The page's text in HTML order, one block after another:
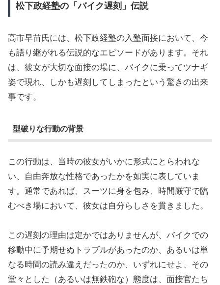
松下政経塾の「バイク遅刻」伝説
高市早苗氏には、松下政経塾の入塾面接において、今
も語り継がれる伝説的なエピソードがあります。それ
は、彼女が大切な面接の場に、バイクに乗ってツナギ
姿で現れ、しかも遅刻してしまったという驚きの出来
事です。
型破りな行動の背景
この行動は、当時の彼女がいかに形式にとらわれな
い、自由奔放な性格であったかを如実に表していま
す。通常であれば、スーツに身を包み、時間厳守で臨
むべき場において、彼女は自分らしさを貫きました。
この遅刻の理由は定かではありませんが、バイクでの
移動中に予期せぬトラブルがあったのか、あるいは単
なる時間の読み違えだったのか、いずれにせよ、その
堂々とした（あるいは無鉄砲な）態度は、面接官たち